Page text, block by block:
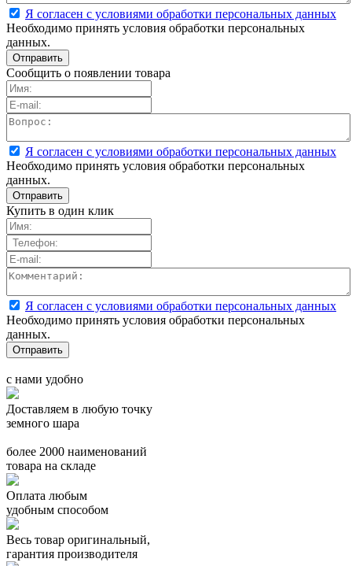
Я согласен с условиями обработки персональных данных
Необходимо принять условия обработки персональных
данных.
Сообщить о появлении товара
Я согласен с условиями обработки персональных данных
Необходимо принять условия обработки персональных
данных.
Купить в один клик
Я согласен с условиями обработки персональных данных
Необходимо принять условия обработки персональных
данных.
с нами удобно
Доставляем в любую точку
земного шара
более 2000 наименований
товара на складе
Оплата любым
удобным способом
Весь товар оригинальный,
гарантия производителя